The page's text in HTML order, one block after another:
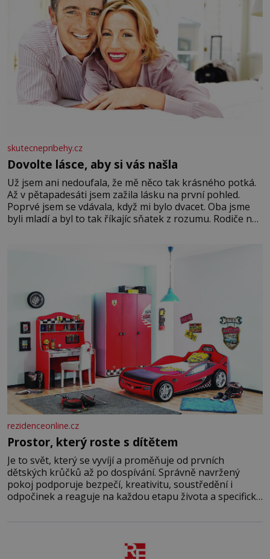
skutecnepribehy.cz
Dovolte lásce, aby si vás našla
Už jsem ani nedoufala, že mě něco tak krásného potká.
Až v pětapadesáti jsem zažila lásku na první pohled.
Poprvé jsem se vdávala, když mi bylo dvacet. Oba jsme
byli mladí a byl to tak říkajíc sňatek z rozumu. Rodiče nás
rezidenceonline.cz
Prostor, který roste s dítětem
Je to svět, který se vyvíjí a proměňuje od prvních
dětských krůčků až po dospívání. Správně navržený
pokoj podporuje bezpečí, kreativitu, soustředění i
odpočinek a reaguje na každou etapu života a specifické